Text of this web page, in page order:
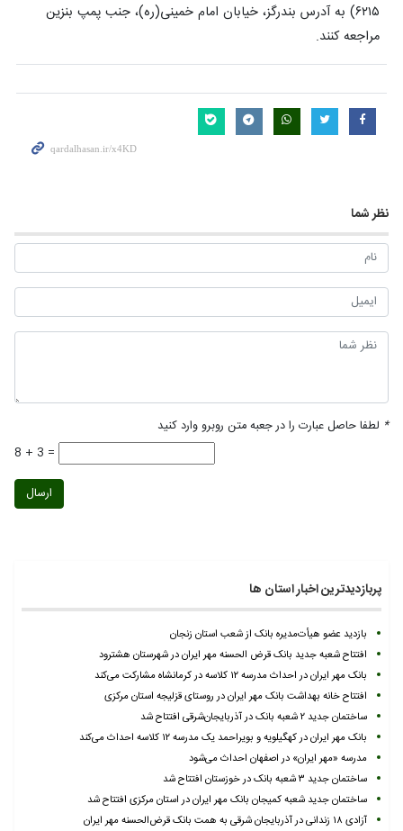
۶۲۱۵) به آدرس بندرگز، خیابان امام خمینی(ره)، جنب پمپ بنزین
مراجعه کنند.
نظر شما
* لطفا حاصل عبارت را در جعبه متن روبرو وارد کنید
8 + 3 =
ارسال
پربازدیدترین اخبار استان ها
بازدید عضو هیأت‌مدیره بانک از شعب استان زنجان
افتتاح شعبه جدید بانک قرض الحسنه مهر ایران در شهرستان هشترود
بانک مهر ایران در احداث مدرسه ۱۲ کلاسه در کرمانشاه مشارکت می‌کند
افتتاح خانه بهداشت بانک مهر ایران در روستای قزلیجه استان مرکزی
ساختمان جدید ۲ شعبه بانک در آذربایجان‌شرقی افتتاح شد
بانک مهر ایران در کهگیلویه و بویراحمد یک مدرسه ۱۲ کلاسه احداث می‌کند
مدرسه «مهر ایران» در اصفهان احداث می‌شود
ساختمان جدید ۳ شعبه بانک در خوزستان افتتاح شد
ساختمان جدید شعبه کمیجان بانک مهر ایران در استان مرکزی افتتاح شد
آزادی ۱۸ زندانی در آذربایجان شرقی به همت بانک قرض‌الحسنه مهر ایران